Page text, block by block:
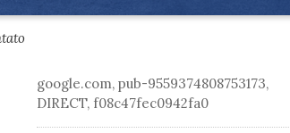
google.com, pub-9559374808753173,
DIRECT, f08c47fec0942fa0